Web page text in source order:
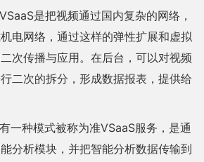
是把视频通过国内复杂的网络，
电网络，通过这样的弹性扩展和虚拟
次传播与应用。在后台，可以对视频
二次的拆分，形成数据报表，提供给
一种模式被称为准VSaaS服务，是通
分析模块，并把智能分析数据传输到